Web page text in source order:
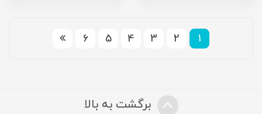
1
2
3
4
5
6
برگشت به بالا